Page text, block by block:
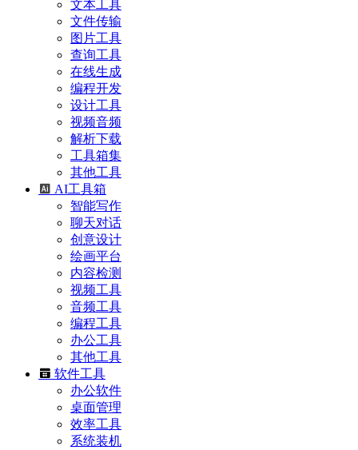
文本工具
文件传输
图片工具
查询工具
在线生成
编程开发
设计工具
视频音频
解析下载
工具箱集
其他工具
AI工具箱
智能写作
聊天对话
创意设计
绘画平台
内容检测
视频工具
音频工具
编程工具
办公工具
其他工具
软件工具
办公软件
桌面管理
效率工具
系统装机